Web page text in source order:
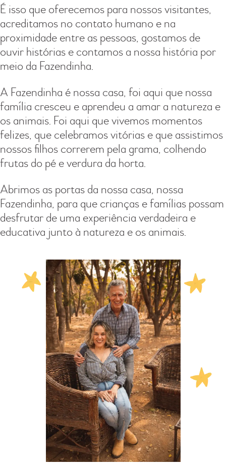
É isso que oferecemos para nossos visitantes,
acreditamos no contato humano e na
proximidade entre as pessoas, gostamos de
ouvir histórias e contamos a nossa história por
meio da Fazendinha.
A Fazendinha é nossa casa, foi aqui que nossa
família cresceu e aprendeu a amar a natureza e
os animais. Foi aqui que vivemos momentos
felizes, que celebramos vitórias e que assistimos
nossos filhos correrem pela grama, colhendo
frutas do pé e verdura da horta.
Abrimos as portas da nossa casa, nossa
Fazendinha, para que crianças e famílias possam
desfrutar de uma experiência verdadeira e
educativa junto à natureza e os animais.